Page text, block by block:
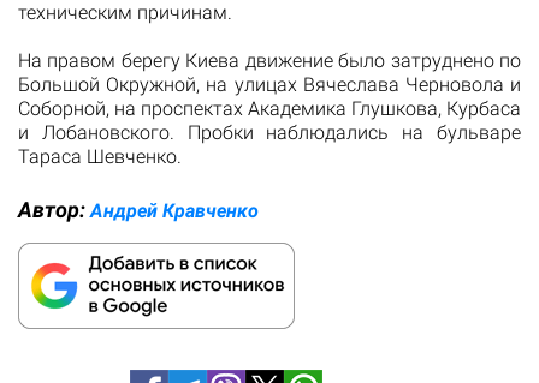
техническим причинам.
На правом берегу Киева движение было затруднено по
Большой Окружной, на улицах Вячеслава Черновола и
Соборной, на проспектах Академика Глушкова, Курбаса
и Лобановского. Пробки наблюдались на бульваре
Тараса Шевченко.
Автор: Андрей Кравченко